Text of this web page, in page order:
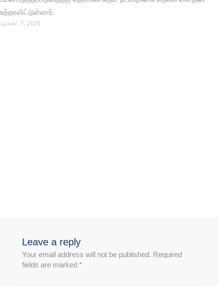
உத்தரவிட்டுள்ளார்.
ஆகஸ்ட் 7, 2026
Leave a reply
Your email address will not be published. Required
fields are marked *